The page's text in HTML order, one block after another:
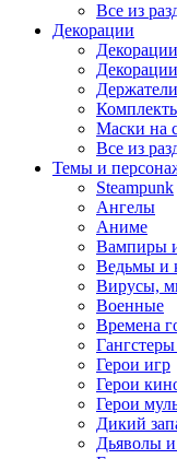
Все из
Декорации
Маски на
Все из
Темы и
Steampunk
Ангелы
Аниме
Вампиры
Ведьмы и
Вирусы,
Военные
Времена
Герои игр
Герои
Герои
Дикий
Дьяволы